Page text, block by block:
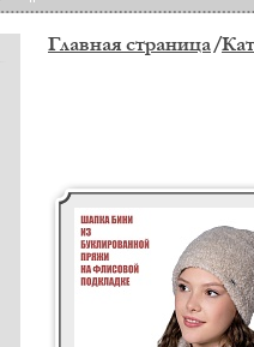
Главная страница